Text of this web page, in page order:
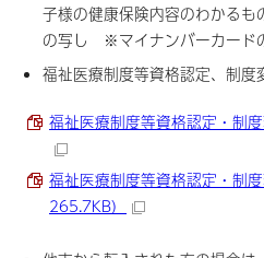
子様の健康保険内容のわかるも
の写し ※マイナンバーカード
福祉医療制度等資格認定、制度
福祉医療制度等資格認定・制
福祉医療制度等資格認定・制
265.7KB）